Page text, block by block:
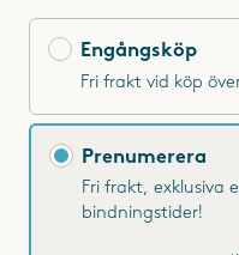
Engångsköp
Fri frakt vid köp
Prenumerera
Fri frakt, exklusiva
bindningstider!